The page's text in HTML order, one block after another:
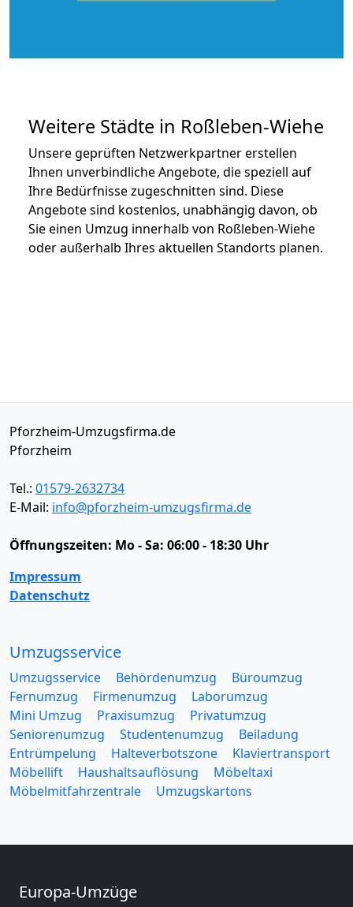
Weitere Städte in Roßleben-Wiehe
Unsere geprüften Netzwerkpartner erstellen
Ihnen unverbindliche Angebote, die speziell auf
Ihre Bedürfnisse zugeschnitten sind. Diese
Angebote sind kostenlos, unabhängig davon, ob
Sie einen Umzug innerhalb von Roßleben-Wiehe
oder außerhalb Ihres aktuellen Standorts planen.
Pforzheim-Umzugsfirma.de
Pforzheim
Tel.: 01579-2632734
E-Mail: info@pforzheim-umzugsfirma.de
Öffnungszeiten: Mo - Sa: 06:00 - 18:30 Uhr
Impressum
Datenschutz
Umzugsservice
Umzugsservice Behördenumzug
Büroumzug
Fernumzug
Firmenumzug
Laborumzug
Mini Umzug
Praxisumzug
Privatumzug
Seniorenumzug
Studentenumzug
Beiladung
Entrümpelung
Halteverbotszone
Klaviertransport
Möbellift
Haushaltsauflösung
Möbeltaxi
Möbelmitfahrzentrale
Umzugskartons
Europa-Umzüge